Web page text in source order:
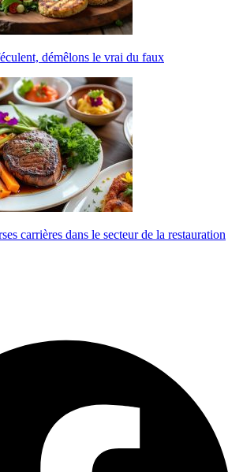
démêlons le vrai du faux
carrières dans le secteur de la restauration